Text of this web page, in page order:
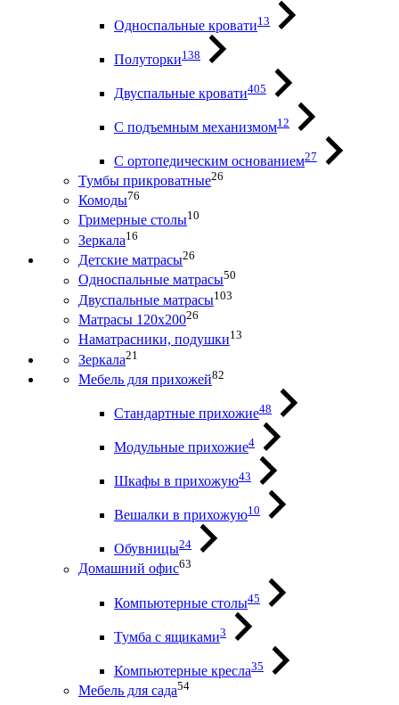
Односпальные кровати13
Полуторки138
Двуспальные кровати405
С подъемным механизмом12
С ортопедическим основанием27
Тумбы прикроватные26
Комоды76
Гримерные столы10
Зеркала16
Детские матрасы26
Односпальные матрасы50
Двуспальные матрасы103
Матрасы 120х20026
Наматрасники, подушки13
Зеркала21
Мебель для прихожей82
Стандартные прихожие48
Модульные прихожие4
Шкафы в прихожую43
Вешалки в прихожую10
Обувницы24
Домашний офис63
Компьютерные столы45
Тумба с ящиками3
Компьютерные кресла35
Мебель для сада54